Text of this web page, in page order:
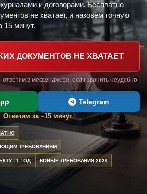
и договорами. Бесплатно
не хватает, и назовём точную
15 минут.
ДОКУМЕНТОВ НЕ ХВАТАЕТ
ответим в мессенджере, если звонить неудобно
Telegram
Ответим за ~15 минут
ТРЕБОВАНИЯМ
- 1 ГОД НОВЫЕ ТРЕБОВАНИЯ 2026